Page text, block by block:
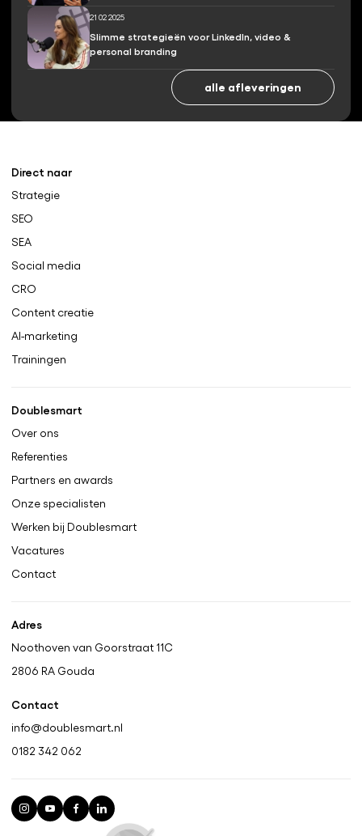
21 02 2025
Slimme strategieën voor LinkedIn, video &
personal branding
alle afleveringen
Direct naar
Strategie
SEO
SEA
Social media
CRO
Content creatie
AI-marketing
Trainingen
Doublesmart
Over ons
Referenties
Partners en awards
Onze specialisten
Werken bij Doublesmart
Vacatures
Contact
Adres
Noothoven van Goorstraat 11C
2806 RA Gouda
Contact
info@doublesmart.nl
0182 342 062